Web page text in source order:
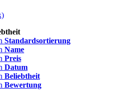
Standardsortierung
Name
Preis
Datum
Beliebtheit
Bewertung